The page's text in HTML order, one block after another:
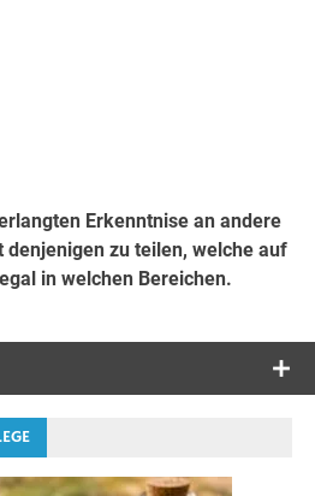
Erkenntnise an andere
zu teilen, welche auf
in welchen Bereichen.